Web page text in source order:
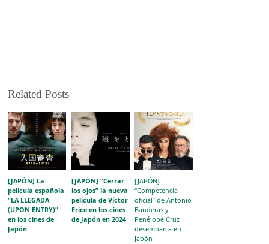
Related Posts
[JAPÓN] La
película española
“LA LLEGADA
(UPON ENTRY)”
en los cines de
Japón
[JAPÓN] “Cerrar
los ojos” la nueva
película de Víctor
Erice en los cines
de Japón en 2024
[JAPÓN]
“Competencia
oficial” de Antonio
Banderas y
Penélope Cruz
desembarca en
Japón